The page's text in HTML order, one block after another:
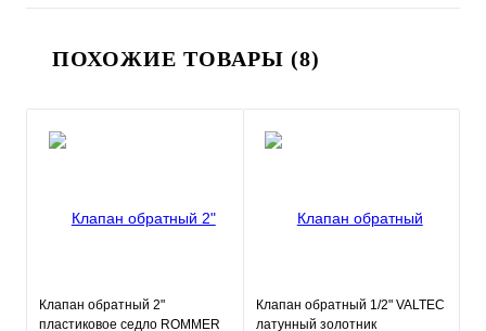
ПОХОЖИЕ ТОВАРЫ (8)
Клапан обратный 2"
пластиковое седло ROMMER
Клапан обратный 1/2" VALTEC
латунный золотник